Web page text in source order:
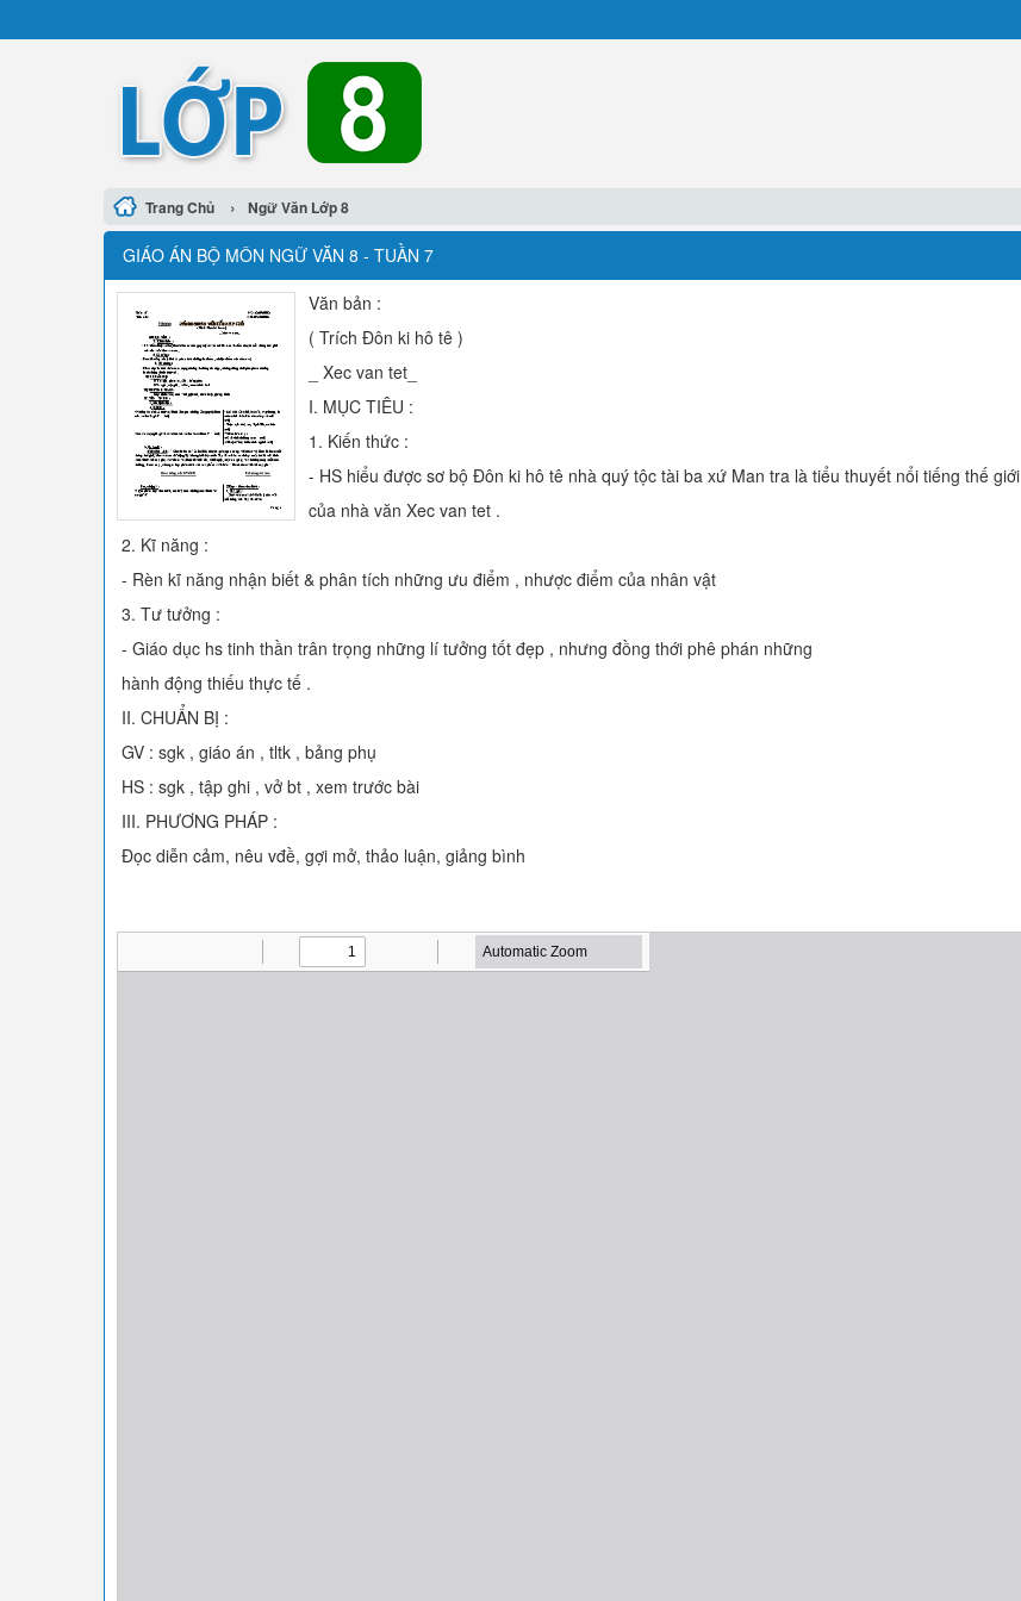
Trang Chủ › Ngữ Văn Lớp 8
GIÁO ÁN BỘ MÔN NGỮ VĂN 8 - TUẦN 7
Văn bản :
( Trích Đôn ki hô tê )
_ Xec van tet_
I. MỤC TIÊU :
1. Kiến thức :
- HS hiểu được sơ bộ Đôn ki hô tê nhà quý tộc tài ba xứ Man tra là tiểu thuyết nổi tiếng thế giới
của nhà văn Xec van tet .
2. Kĩ năng :
- Rèn kĩ năng nhận biết & phân tích những ưu điểm , nhược điểm của nhân vật
3. Tư tưởng :
- Giáo dục hs tinh thần trân trọng những lí tưởng tốt đẹp , nhưng đồng thới phê phán những
hành động thiếu thực tế .
II. CHUẨN BỊ :
GV : sgk , giáo án , tltk , bảng phụ
HS : sgk , tập ghi , vở bt , xem trước bài
III. PHƯƠNG PHÁP :
Đọc diễn cảm, nêu vđề, gợi mở, thảo luận, giảng bình